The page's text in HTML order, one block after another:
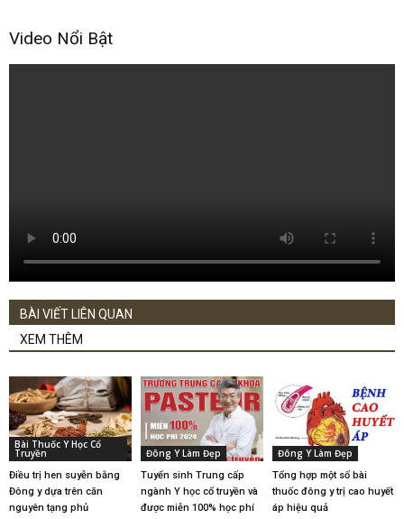
Video Nổi Bật
BÀI VIẾT LIÊN QUAN
XEM THÊM
Bài Thuốc Y Học Cổ
Truyền
Điều trị hen suyễn bằng
Đông y dựa trên căn
nguyên tạng phủ
Đông Y Làm Đẹp
Tuyển sinh Trung cấp
ngành Y học cổ truyền và
được miễn 100% học phí
Đông Y Làm Đẹp
Tổng hợp một số bài
thuốc đông y trị cao huyết
áp hiệu quả